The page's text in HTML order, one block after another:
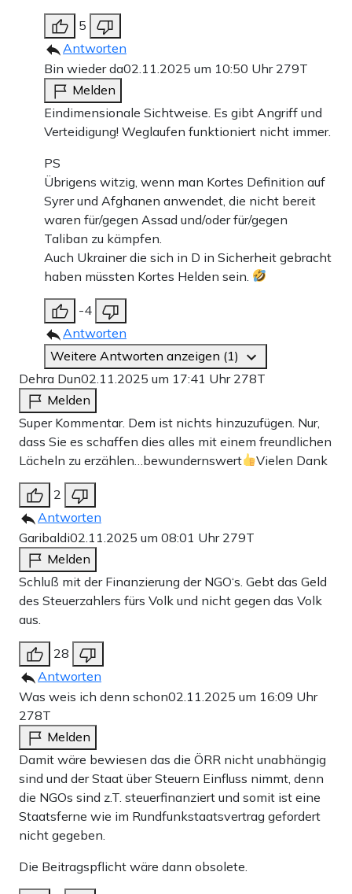
5
Antworten
Bin wieder da02.11.2025 um 10:50 Uhr 279T
Melden
Eindimensionale Sichtweise. Es gibt Angriff und
Verteidigung! Weglaufen funktioniert nicht immer.
PS
Übrigens witzig, wenn man Kortes Definition auf
Syrer und Afghanen anwendet, die nicht bereit
waren für/gegen Assad und/oder für/gegen
Taliban zu kämpfen.
Auch Ukrainer die sich in D in Sicherheit gebracht
haben müssten Kortes Helden sein.
-4
Antworten
Weitere Antworten anzeigen (1)
Dehra Dun02.11.2025 um 17:41 Uhr 278T
Melden
Super Kommentar. Dem ist nichts hinzuzufügen. Nur,
dass Sie es schaffen dies alles mit einem freundlichen
Lächeln zu erzählen…bewundernswert
Vielen Dank
2
Antworten
Garibaldi02.11.2025 um 08:01 Uhr 279T
Melden
Schluß mit der Finanzierung der NGO‘s. Gebt das Geld
des Steuerzahlers fürs Volk und nicht gegen das Volk
aus.
28
Antworten
Was weis ich denn schon02.11.2025 um 16:09 Uhr
278T
Melden
Damit wäre bewiesen das die ÖRR nicht unabhängig
sind und der Staat über Steuern Einfluss nimmt, denn
die NGOs sind z.T. steuerfinanziert und somit ist eine
Staatsferne wie im Rundfunkstaatsvertrag gefordert
nicht gegeben.
Die Beitragspflicht wäre dann obsolete.